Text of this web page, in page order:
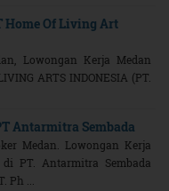
Home Of Living Art
Lowongan Kerja Medan
ARTS INDONESIA (PT.
Antarmitra Sembada
Medan. Lowongan Kerja
PT. Antarmitra Sembada
Ph ...